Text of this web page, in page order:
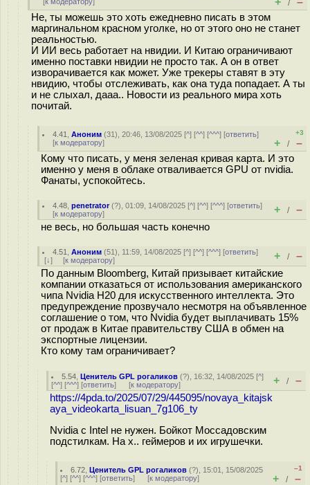
/
Не, ты можешь это хоть ежедневно писать в этом
маргинальном красном уголке, но от этого оно не станет
реальностью.
И ИИ весь работает на нвидии. И Китаю ограничивают
именно поставки нвидии не просто так. А он в ответ
изворачивается как может. Уже трекеры ставят в эту
нвидию, чтобы отслеживать, как она туда попадает. А ты
и не слыхал, дааа.. Новости из реального мира хоть
почитай.
4.41 ,Аноним (31), 20:46, 13/08/2025 [^] [^^] [^^^] [ответить]
[к модератору]
+3
+ / –
Кому что писать, у меня зеленая кривая карта. И это
именно у меня в облаке отваливается GPU от nvidia.
Фанаты, успокойтесь.
4.48 ,penetrator(?), 01:09, 14/08/2025 [^] [^^] [^^^] [ответить]
[к модератору] + / –
не весь, но большая часть конечно
4.51 ,Аноним (51), 11:59, 14/08/2025 [^] [^^] [^^^] [ответить]
[↓] [к модератору] + / –
По данным Bloomberg, Китай призывает китайские
компании отказаться от использования американского
чипа Nvidia H20 для искусственного интеллекта. Это
предупреждение прозвучало несмотря на объявленное
соглашение о том, что Nvidia будет выплачивать 15%
от продаж в Китае правительству США в обмен на
экспортные лицензии.
Кто кому там ограничивает?
5.54 ,Ценитель GPL рогаликов (?), 16:32, 14/08/2025 [^]
[^^] [^^^] [ответить] [к модератору] + / –
https://4pda.to/2025/07/29/445095/novaya_kitajsk
aya_videokarta_lisuan_7g106_ty
Nvidia c Intel не нужен. Бойкот Моссадовским
подстилкам. На х.. геймеров и их игрушечки.
6.72 ,Ценитель GPL рогаликов (?), 15:01, 15/08/2025
[^] [^^] [^^^] [ответить] [к модератору]
–1
+ / –